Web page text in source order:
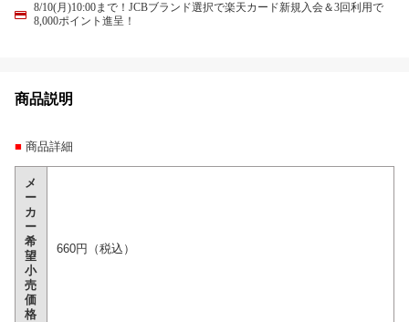
8/10(月)10:00まで！JCBブランド選択で楽天カード新規入会＆3回利用で
8,000ポイント進呈！
商品説明
■ 商品詳細
メ
ー
カ
ー
希
望
小
売
価
格
660円（税込）